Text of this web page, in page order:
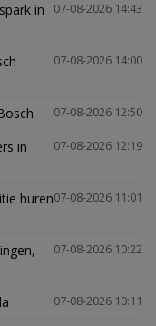
07-08-2026 14:43
in
07-08-2026 14:00
07-08-2026 12:50
07-08-2026 12:19
in
07-08-2026 11:01
huren
07-08-2026 10:22
07-08-2026 10:11